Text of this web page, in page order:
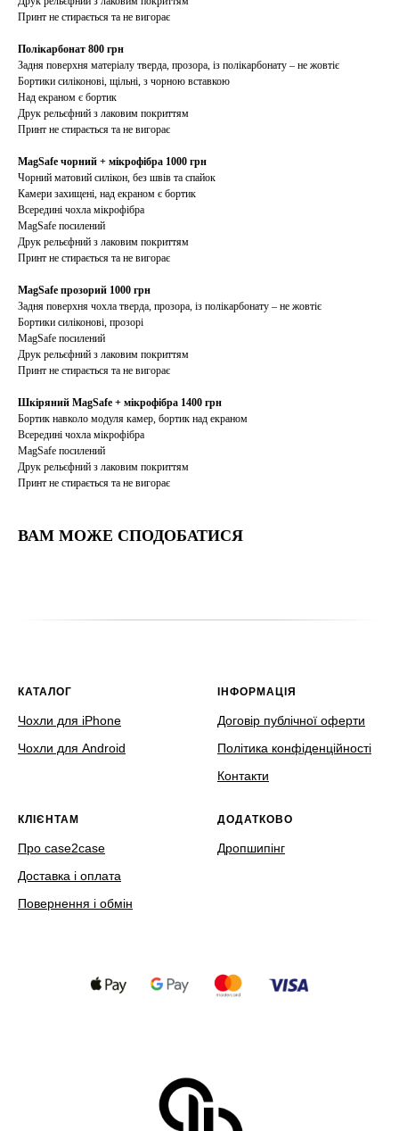
Принт не стирається та не вигорає
Полікарбонат 800 грн
Задня поверхня матеріалу тверда, прозора, із полікарбонату – не жовтіє
Бортики силіконові, щільні, з чорною вставкою
Над екраном є бортик
Друк рельєфний з лаковим покриттям
Принт не стирається та не вигорає
MagSafe чорний + мікрофібра 1000 грн
Чорний матовий силікон, без швів та спайок
Камери захищені, над екраном є бортик
Всередині чохла мікрофібра
MagSafe посилений
Друк рельєфний з лаковим покриттям
Принт не стирається та не вигорає
MagSafe прозорий 1000 грн
Задня поверхня чохла тверда, прозора, із полікарбонату – не жовтіє
Бортики силіконові, прозорі
MagSafe посилений
Друк рельєфний з лаковим покриттям
Принт не стирається та не вигорає
Шкіряний MagSafe + мікрофібра 1400 грн
Бортик навколо модуля камер, бортик над екраном
Всередині чохла мікрофібра
MagSafe посилений
Друк рельєфний з лаковим покриттям
Принт не стирається та не вигорає
ВАМ МОЖЕ СПОДОБАТИСЯ
КАТАЛОГ
Чохли для iPhone
Чохли для Android
ІНФОРМАЦІЯ
Договір публічної оферти
Політика конфіденційності
Контакти
КЛІЄНТАМ
Про case2case
Доставка і оплата
Повернення і обмін
ДОДАТКОВО
Дропшипінг